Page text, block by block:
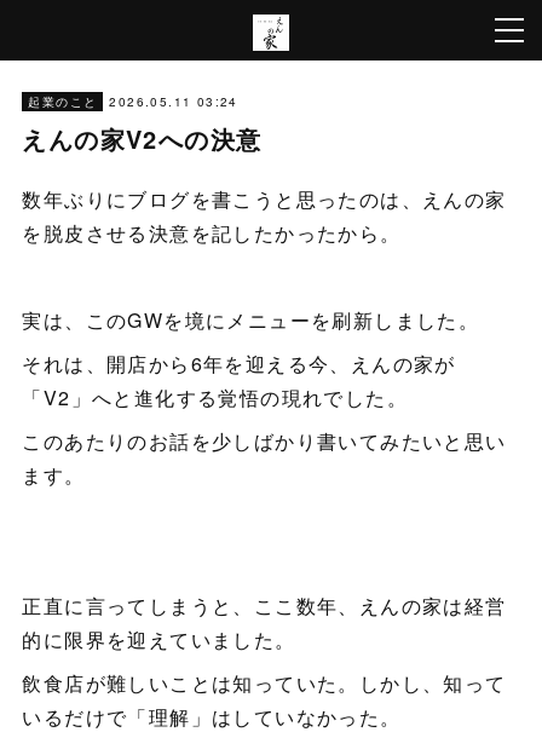
起業のこと 2026.05.11 03:24
えんの家V2への決意
数年ぶりにブログを書こうと思ったのは、えんの家
を脱皮させる決意を記したかったから。
実は、このGWを境にメニューを刷新しました。
それは、開店から6年を迎える今、えんの家が
「V2」へと進化する覚悟の現れでした。
このあたりのお話を少しばかり書いてみたいと思い
ます。
正直に言ってしまうと、ここ数年、えんの家は経営
的に限界を迎えていました。
飲食店が難しいことは知っていた。しかし、知って
いるだけで「理解」はしていなかった。